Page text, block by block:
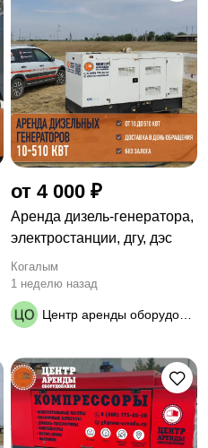
от 4 000 ₽
Apeндa дизель-генератора,
элeктрoстанции, дгу, дэc
Когалым
1 неделю назад